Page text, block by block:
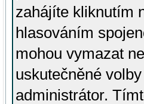
zahájíte kliknutím
hlasováním
mohou vymazat
uskutečněné
administrátor.